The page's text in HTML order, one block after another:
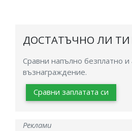
ДОСТАТЪЧНО ЛИ
Сравни напълно безплатно
възнаграждение.
Сравни заплатата си
Реклами